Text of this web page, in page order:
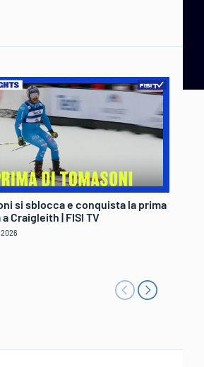
si sblocca e conquista la prima
Craigleith | FISI TV